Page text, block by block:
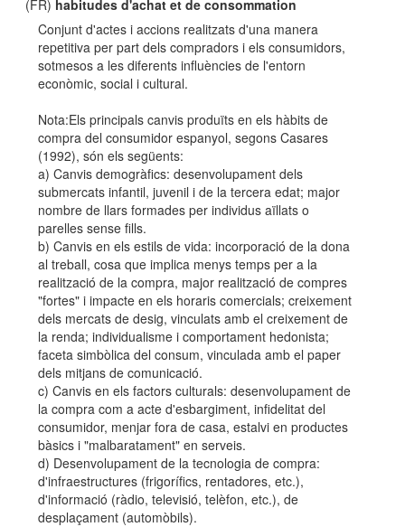
(FR) habitudes d'achat et de consommation
Conjunt d'actes i accions realitzats d'una manera
repetitiva per part dels compradors i els consumidors,
sotmesos a les diferents influències de l'entorn
econòmic, social i cultural.
Nota:Els principals canvis produïts en els hàbits de
compra del consumidor espanyol, segons Casares
(1992), són els següents:
a) Canvis demogràfics: desenvolupament dels
submercats infantil, juvenil i de la tercera edat; major
nombre de llars formades per individus aïllats o
parelles sense fills.
b) Canvis en els estils de vida: incorporació de la dona
al treball, cosa que implica menys temps per a la
realització de la compra, major realització de compres
"fortes" i impacte en els horaris comercials; creixement
dels mercats de desig, vinculats amb el creixement de
la renda; individualisme i comportament hedonista;
faceta simbòlica del consum, vinculada amb el paper
dels mitjans de comunicació.
c) Canvis en els factors culturals: desenvolupament de
la compra com a acte d'esbargiment, infidelitat del
consumidor, menjar fora de casa, estalvi en productes
bàsics i "malbaratament" en serveis.
d) Desenvolupament de la tecnologia de compra:
d'infraestructures (frigorífics, rentadores, etc.),
d'informació (ràdio, televisió, telèfon, etc.), de
desplaçament (automòbils).